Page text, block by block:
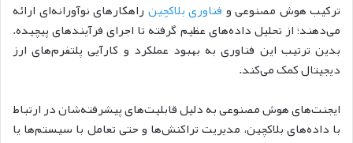
ترکیب هوش مصنوعی و فناوری بلاکچین راهکارهای نوآورانه‌ای ارائه
می‌دهند؛ از تحلیل داده‌های عظیم گرفته تا اجرای فرآیندهای پیچیده.
بدین ترتیب این فناوری به بهبود عملکرد و کارآیی پلتفرم‌های ارز
دیجیتال کمک می‌کند.
ایجنت‌های هوش مصنوعی به دلیل قابلیت‌های پیشرفته‌شان در ارتباط
با داده‌های بلاکچین، مدیریت تراکنش‌ها و حتی تعامل با سیستم‌ها یا